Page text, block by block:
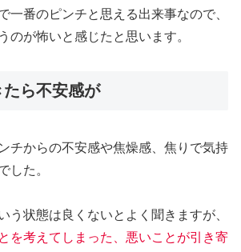
一番のピンチと思える出来事なので、
のが怖いと感じたと思います。
ら不安感が
チからの不安感や焦燥感、焦りで気持
した。
う状態は良くないとよく聞きますが、
を考えてしまった、悪いことが引き寄